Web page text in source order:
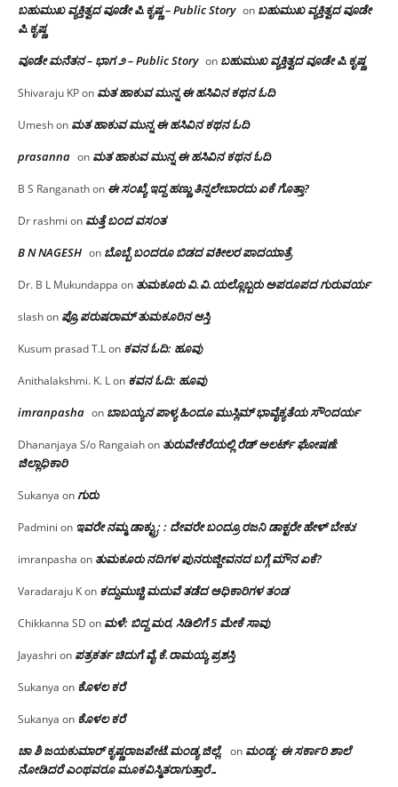
ಬಹುಮುಖ ವ್ಯಕ್ತಿತ್ವದ ವೂಡೇ ಪಿ.ಕೃಷ್ಣ – Public Story on ಬಹುಮುಖ ವ್ಯಕ್ತಿತ್ವದ ವೂಡೇ
ಪಿ.ಕೃಷ್ಣ
ವೂಡೇ ಮನೆತನ – ಭಾಗ ೨ – Public Story on ಬಹುಮುಖ ವ್ಯಕ್ತಿತ್ವದ ವೂಡೇ ಪಿ.ಕೃಷ್ಣ
Shivaraju KPon ಮತ ಹಾಕುವ ಮುನ್ನ ಈ ಹಸಿವಿನ ಕಥನ ಓದಿ
Umeshon ಮತ ಹಾಕುವ ಮುನ್ನ ಈ ಹಸಿವಿನ ಕಥನ ಓದಿ
prasanna on ಮತ ಹಾಕುವ ಮುನ್ನ ಈ ಹಸಿವಿನ ಕಥನ ಓದಿ
B S Ranganathon ಈ ಸಂಖ್ಯೆ ಇದ್ದ ಹಣ್ಣು ತಿನ್ನಲೇಬಾರದು ಏಕೆ ಗೊತ್ತಾ?
Dr rashmi on ಮತ್ತೆ ಬಂದ ವಸಂತ
B N NAGESH on ಬೊಬ್ಬೆ ಬಂದರೂ ಬಿಡದ ವಕೀಲರ ಪಾದಯಾತ್ರೆ
Dr. B L Mukundappa on ತುಮಕೂರು‌ ವಿ.ವಿ.ಯಲ್ಲೊಬ್ಬರು ಅಪರೂಪದ ಗುರುವರ್ಯ
slashon ಪ್ರೊ.ಪರುಷರಾಮ್ ತುಮಕೂರಿನ ಆಸ್ತಿ
Kusum prasad T.Lon ಕವನ ಓದಿ: ಹೂವು
Anithalakshmi. K. Lon ಕವನ ಓದಿ: ಹೂವು
imranpasha on ಬಾಬಯ್ಯನ ಪಾಳ್ಯ ಹಿಂದೂ ಮುಸ್ಲಿಮ್ ಭಾವೈಕ್ಯತೆಯ ಸೌಂದರ್ಯ
Dhananjaya S/o Rangaiahon ತುರುವೇಕೆರೆಯಲ್ಲಿ ರೆಡ್ ಅಲರ್ಟ್ ಘೋಷಣೆ:
ಜಿಲ್ಲಾಧಿಕಾರಿ
Sukanya onಗುರು
Padmini on ಇವರೇ ನಮ್ಮ ಡಾಕ್ಟ್ರು; : ದೇವರೇ ಬಂದ್ರೂ ರಜನಿ ಡಾಕ್ಟರೇ ಹೇಳ್ ಬೇಕು!
imranpasha on ತುಮಕೂರು ನದಿಗಳ ಪುನರುಜ್ಜೀವನದ ಬಗ್ಗೆ ಮೌನ ಏಕೆ?
Varadaraju Kon ಕದ್ದುಮುಚ್ಚಿ ಮದುವೆ ತಡೆದ ಅಧಿಕಾರಿಗಳ ತಂಡ
Chikkanna SD on ಮಳೆ: ಬಿದ್ದ ಮರ, ಸಿಡಿಲಿಗೆ 5 ಮೇಕೆ ಸಾವು
Jayashri on ಪತ್ರಕರ್ತ ಚಿದುಗೆ ವೈ.ಕೆ.ರಾಮಯ್ಯ ಪ್ರಶಸ್ತಿ
Sukanya on ಕೊಳಲ ಕರೆ
Sukanya on ಕೊಳಲ ಕರೆ
ಚಾ ಶಿ ಜಯಕುಮಾರ್ ಕೃಷ್ಣರಾಜಪೇಟೆ.ಮಂಡ್ಯ ಜಿಲ್ಲೆ. on ಮಂಡ್ಯ: ಈ ಸರ್ಕಾರಿ ಶಾಲೆ
ನೋಡಿದರೆ ಎಂಥವರೂ ಮೂಕವಿಸ್ಮಿತರಾಗುತ್ತಾರೆ…